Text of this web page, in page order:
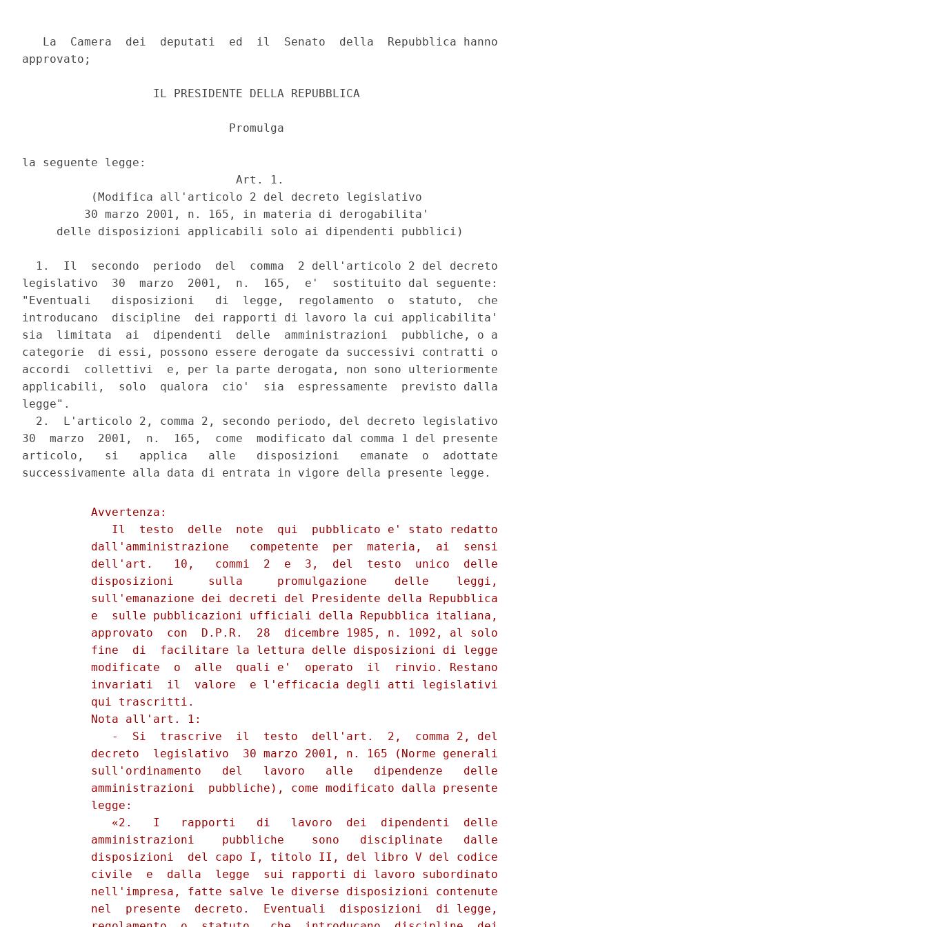
   La  Camera  dei  deputati  ed  il  Senato  della  Repubblica hanno
approvato;
                   IL PRESIDENTE DELLA REPUBBLICA
                              Promulga
la seguente legge:
                               Art. 1.
          (Modifica all'articolo 2 del decreto legislativo
         30 marzo 2001, n. 165, in materia di derogabilita'
     delle disposizioni applicabili solo ai dipendenti pubblici)
  1.  Il  secondo  periodo  del  comma  2 dell'articolo 2 del decreto
legislativo  30  marzo  2001,  n.  165,  e'  sostituito dal seguente:
"Eventuali   disposizioni   di  legge,  regolamento  o  statuto,  che
introducano  discipline  dei rapporti di lavoro la cui applicabilita'
sia  limitata  ai  dipendenti  delle  amministrazioni  pubbliche, o a
categorie  di essi, possono essere derogate da successivi contratti o
accordi  collettivi  e, per la parte derogata, non sono ulteriormente
applicabili,  solo  qualora  cio'  sia  espressamente  previsto dalla
legge".
  2.  L'articolo 2, comma 2, secondo periodo, del decreto legislativo
30  marzo  2001,  n.  165,  come  modificato dal comma 1 del presente
articolo,   si   applica   alle   disposizioni   emanate  o  adottate
          Avvertenza:
             Il  testo  delle  note  qui  pubblicato e' stato redatto
          dall'amministrazione   competente  per  materia,  ai  sensi
          dell'art.   10,   commi  2  e  3,  del  testo  unico  delle
          disposizioni     sulla     promulgazione    delle    leggi,
          sull'emanazione dei decreti del Presidente della Repubblica
          e  sulle pubblicazioni ufficiali della Repubblica italiana,
          approvato  con  D.P.R.  28  dicembre 1985, n. 1092, al solo
          fine  di  facilitare la lettura delle disposizioni di legge
          modificate  o  alle  quali e'  operato  il  rinvio. Restano
          invariati  il  valore  e l'efficacia degli atti legislativi
          qui trascritti.
          Nota all'art. 1:
             -  Si  trascrive  il  testo  dell'art.  2,  comma 2, del
          decreto  legislativo  30 marzo 2001, n. 165 (Norme generali
          sull'ordinamento   del   lavoro   alle   dipendenze   delle
          amministrazioni  pubbliche), come modificato dalla presente
          legge:
             «2.   I   rapporti   di   lavoro  dei  dipendenti  delle
          amministrazioni    pubbliche    sono   disciplinate   dalle
          disposizioni  del capo I, titolo II, del libro V del codice
          civile  e  dalla  legge  sui rapporti di lavoro subordinato
          nell'impresa, fatte salve le diverse disposizioni contenute
          nel  presente  decreto.  Eventuali  disposizioni  di legge,